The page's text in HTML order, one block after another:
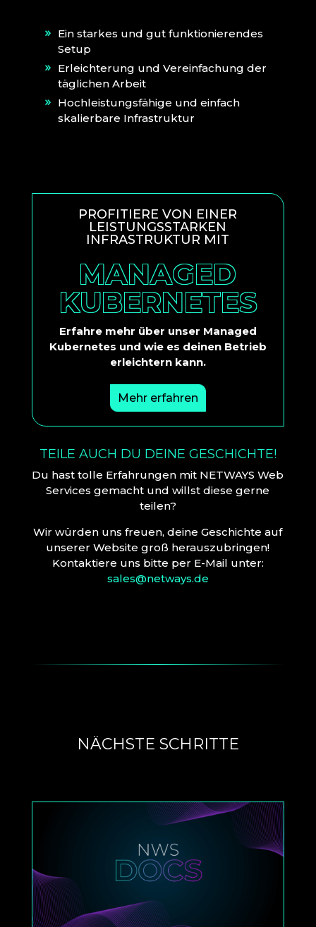
Ein starkes und gut funktionierendes
Setup
Erleichterung und Vereinfachung der
täglichen Arbeit
Hochleistungsfähige und einfach
skalierbare Infrastruktur
PROFITIERE VON EINER
LEISTUNGSSTARKEN
INFRASTRUKTUR MIT
MANAGED
KUBERNETES
Erfahre mehr über unser Managed
Kubernetes und wie es deinen Betrieb
erleichtern kann.
Mehr erfahren
TEILE AUCH DU DEINE GESCHICHTE!
Du hast tolle Erfahrungen mit NETWAYS Web
Services gemacht und willst diese gerne
teilen?
Wir würden uns freuen, deine Geschichte auf
unserer Website groß herauszubringen!
Kontaktiere uns bitte per E-Mail unter:
sales@netways.de
NÄCHSTE SCHRITTE